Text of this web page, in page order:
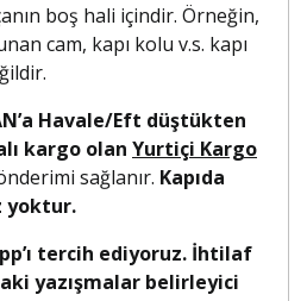
boş hali içindir. Örneğin,
cam, kapı kolu v.s. kapı
Havale/Eft düştükten
kargo olan Yurtiçi Kargo
sağlanır. Kapıda
yoktur.
tercih ediyoruz. İhtilaf
yazışmalar belirleyici